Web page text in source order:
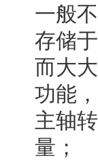
一般
存储
而大
功能
主轴
量；